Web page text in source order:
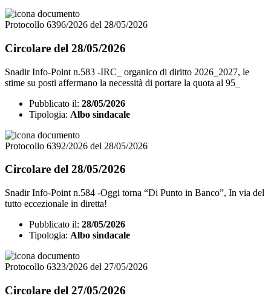
Protocollo 6396/2026 del 28/05/2026
Circolare del 28/05/2026
Snadir Info-Point n.583 -IRC_ organico di diritto 2026_2027, le
stime su posti affermano la necessità di portare la quota al 95_
Pubblicato il: 28/05/2026
Tipologia: Albo sindacale
Protocollo 6392/2026 del 28/05/2026
Circolare del 28/05/2026
Snadir Info-Point n.584 -Oggi torna “Di Punto in Banco”, In via del
tutto eccezionale in diretta!
Pubblicato il: 28/05/2026
Tipologia: Albo sindacale
Protocollo 6323/2026 del 27/05/2026
Circolare del 27/05/2026